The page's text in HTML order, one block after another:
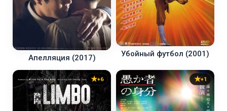
Апелляция (2017) Убойный футбол (2001)
+6 +1